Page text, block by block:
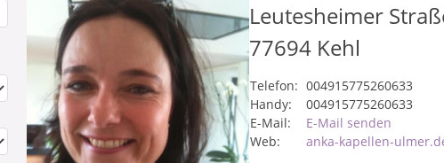
Leutesheimer
77694 Kehl
Telefon: 004915775260633
Handy:
004915775260633
E-Mail:
E-Mail senden
Web:
anka-kapellen-